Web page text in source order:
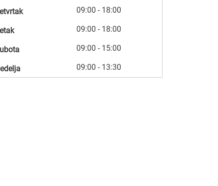
09:00 - 18:00
09:00 - 18:00
09:00 - 15:00
09:00 - 13:30